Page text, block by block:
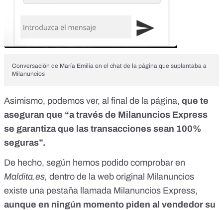
Conversación de María Emilia en el chat de la página que suplantaba a
Milanuncios
Asimismo, podemos ver, al final de la página, que te
aseguran que “a través de Milanuncios Express
se garantiza que las transacciones sean 100%
seguras”.
De hecho, según hemos podido comprobar en
Maldita.es, dentro de la web original Milanuncios
existe una pestaña llamada Milanuncios Express,
aunque en ningún momento piden al vendedor su